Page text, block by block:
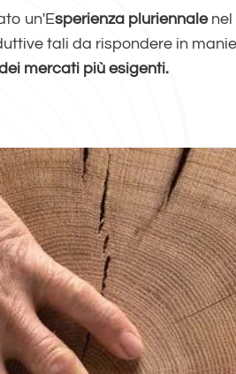
un'Esperienza pluriennale nel
tali da rispondere in
mercati più esigenti.